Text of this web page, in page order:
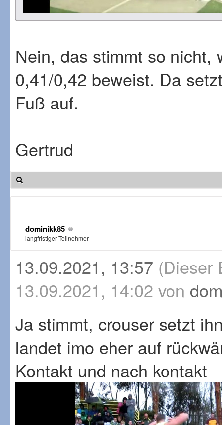
Nein, das stimmt so nicht,
0,41/0,42 beweist. Da
Fuß auf.
Gertrud
dominikk85
langfristiger Teilnehmer
13.09.2021, 13:57 (Dieser
13.09.2021, 14:02 von
Ja stimmt, crouser setzt
landet imo eher auf
Kontakt und nach kontakt